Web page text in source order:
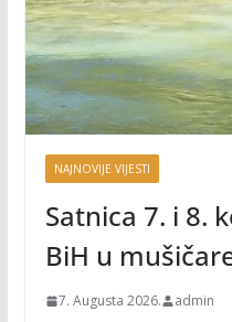
NAJNOVIJE VIJESTI
Satnica 7. i 8.
BiH u
7. Augusta 2026. admin